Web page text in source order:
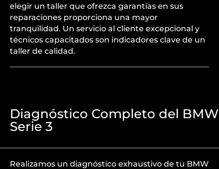
elegir un taller que ofrezca garantías en sus
reparaciones proporciona una mayor
tranquilidad. Un servicio al cliente excepcional y
técnicos capacitados son indicadores clave de un
taller de calidad.
Diagnóstico Completo del BMW
Serie 3
Realizamos un diagnóstico exhaustivo de tu BMW